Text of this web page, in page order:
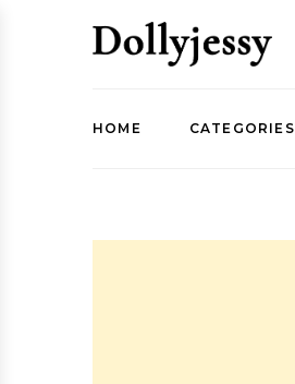
HOME CATEGORIES